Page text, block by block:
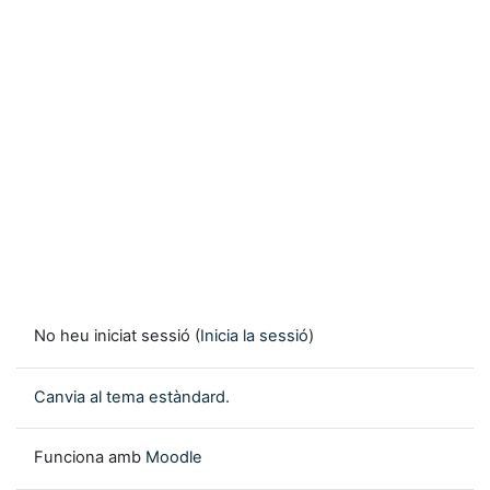
No heu iniciat sessió (Inicia la sessió)
Canvia al tema estàndard.
Funciona amb Moodle